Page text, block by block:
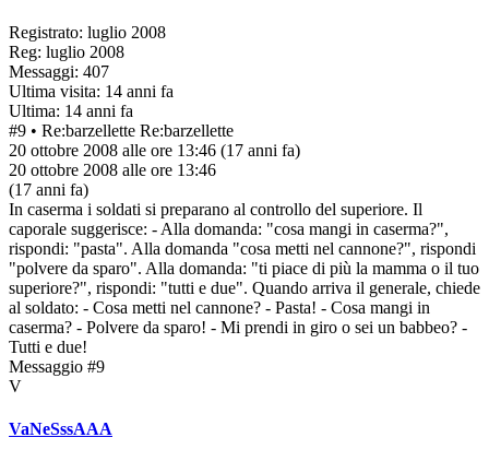
Registrato: luglio 2008
Reg: luglio 2008
Messaggi: 407
Ultima visita: 14 anni fa
Ultima: 14 anni fa
#9 • Re:barzellette Re:barzellette
20 ottobre 2008 alle ore 13:46 (17 anni fa)
20 ottobre 2008 alle ore 13:46
(17 anni fa)
In caserma i soldati si preparano al controllo del superiore. Il
caporale suggerisce: - Alla domanda: "cosa mangi in caserma?",
rispondi: "pasta". Alla domanda "cosa metti nel cannone?", rispondi
"polvere da sparo". Alla domanda: "ti piace di più la mamma o il tuo
superiore?", rispondi: "tutti e due". Quando arriva il generale, chiede
al soldato: - Cosa metti nel cannone? - Pasta! - Cosa mangi in
caserma? - Polvere da sparo! - Mi prendi in giro o sei un babbeo? -
Tutti e due!
Messaggio #9
V
VaNeSssAAA